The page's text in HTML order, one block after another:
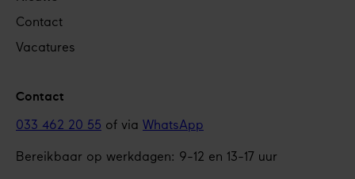
Contact
Vacatures
Contact
033 462 20 55 of via WhatsApp
Bereikbaar op werkdagen: 9-12 en 13-17 uur